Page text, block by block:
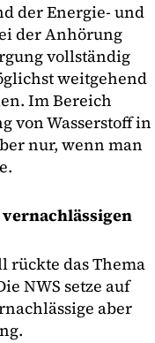
der Energie- und
der Anhörung
vollständig
weitgehend
Im Bereich
von Wasserstoff in
nur, wenn man
rückte das Thema
NWS setze auf
aber